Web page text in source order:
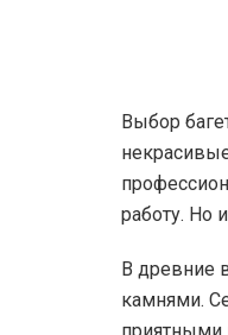
Выбор
работу. Но
В древние
камнями.